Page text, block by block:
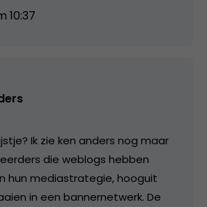
10:37
Ik zie ken anders nog maar
die weblogs hebben
hun mediastrategie, hooguit
in een bannernetwerk. De